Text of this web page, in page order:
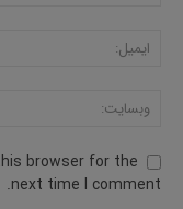
browser for the
next time I comment.